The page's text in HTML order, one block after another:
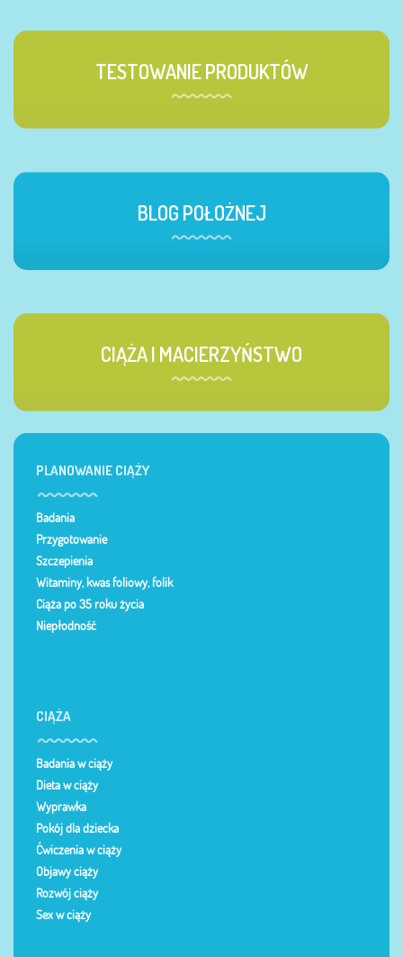
TESTOWANIE PRODUKTÓW
BLOG POŁOŻNEJ
CIĄŻA I MACIERZYŃSTWO
PLANOWANIE CIĄŻY
Badania
Przygotowanie
Szczepienia
Witaminy, kwas foliowy, folik
Ciąża po 35 roku życia
Niepłodność
CIĄŻA
Badania w ciąży
Dieta w ciąży
Wyprawka
Pokój dla dziecka
Ćwiczenia w ciąży
Objawy ciąży
Rozwój ciąży
Sex w ciąży